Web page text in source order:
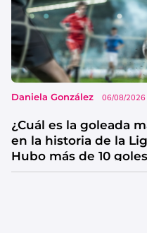
Daniela González 06/08/2026
¿Cuál es la goleada
en la historia de la
Hubo más de 10 goles